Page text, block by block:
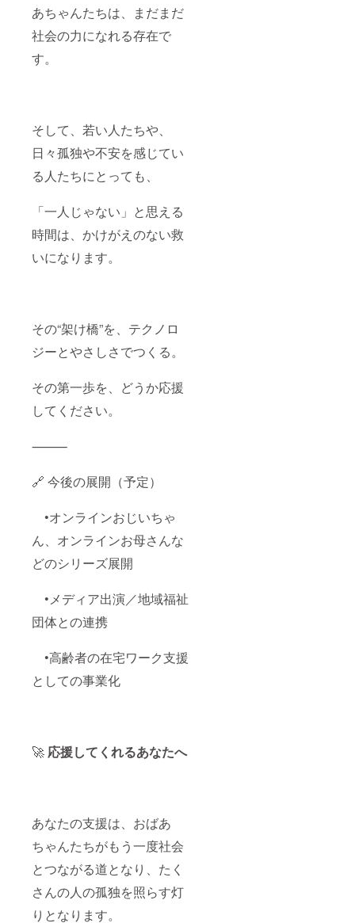
あちゃんたちは、まだまだ
社会の力になれる存在で
す。
そして、若い人たちや、
日々孤独や不安を感じてい
る人たちにとっても、
「一人じゃない」と思える
時間は、かけがえのない救
いになります。
その“架け橋”を、テクノロ
ジーとやさしさでつくる。
その第一歩を、どうか応援
してください。
⸻
🔗 今後の展開（予定）
•オンラインおじいちゃ
ん、オンラインお母さんな
どのシリーズ展開
•メディア出演／地域福祉
団体との連携
•高齢者の在宅ワーク支援
としての事業化
🚀 応援してくれるあなたへ
あなたの支援は、おばあ
ちゃんたちがもう一度社会
とつながる道となり、たく
さんの人の孤独を照らす灯
りとなります。